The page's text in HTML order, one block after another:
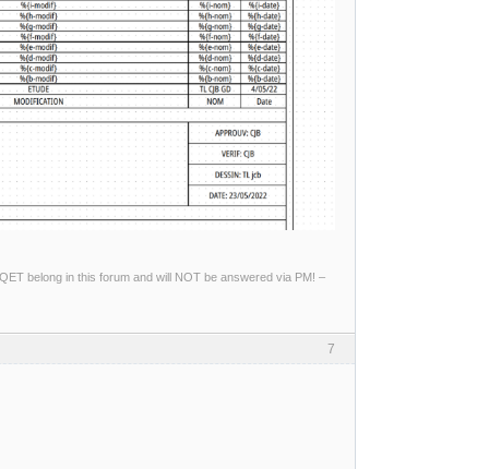
belong in this forum and will NOT be answered via PM! –
7